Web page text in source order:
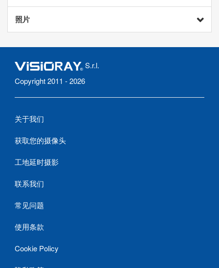
照片
S.r.l.
Copyright 2011 - 2026
关于我们
获取您的摄像头
工地延时摄影
联系我们
常见问题
使用条款
Cookie Policy